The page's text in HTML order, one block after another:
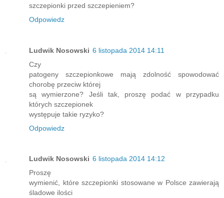
szczepionki przed szczepieniem?
Odpowiedz
Ludwik Nosowski 6 listopada 2014 14:11
Czy
patogeny szczepionkowe mają zdolność spowodować
chorobę przeciw której
są wymierzone? Jeśli tak, proszę podać w przypadku
których szczepionek
występuje takie ryzyko?
Odpowiedz
Ludwik Nosowski 6 listopada 2014 14:12
Proszę
wymienić, które szczepionki stosowane w Polsce zawierają
śladowe ilości